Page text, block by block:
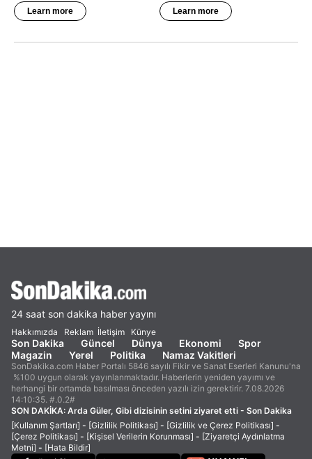
24 saat son dakika haber yayını
Hakkımızda Reklam İletişim Künye
Son Dakika Güncel Dünya Ekonomi
Spor
Magazin
Yerel Politika Namaz Vakitleri
SonDakika.com Haber Portalı 5846 sayılı Fikir ve Sanat Eserleri Kanunu'na
%100 uygun olarak yayınlanmaktadır. Haberlerin yeniden yayımı ve
herhangi bir ortamda basılması önceden yazılı izin gerektirir. 7.08.2026
14:10:35. #.0.2#
SON DAKİKA: Arda Güler, Gibi dizisinin setini ziyaret etti - Son Dakika
[Kullanım Şartları] - [Gizlilik Politikası] - [Gizlilik ve Çerez Politikası] -
[Çerez Politikası] - [Kişisel Verilerin Korunması] - [Ziyaretçi Aydınlatma
Metni] - [Hata Bildir]